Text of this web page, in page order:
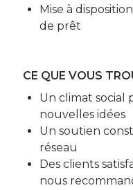
Mise à
de prêt
CE QUE VOUS
Un climat social
nouvelles idées
Un soutien
réseau
Des clients
nous